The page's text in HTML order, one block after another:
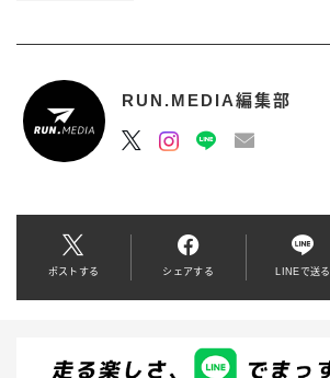
RUN.MEDIA編集部
ポストする シェアする LINEで送る